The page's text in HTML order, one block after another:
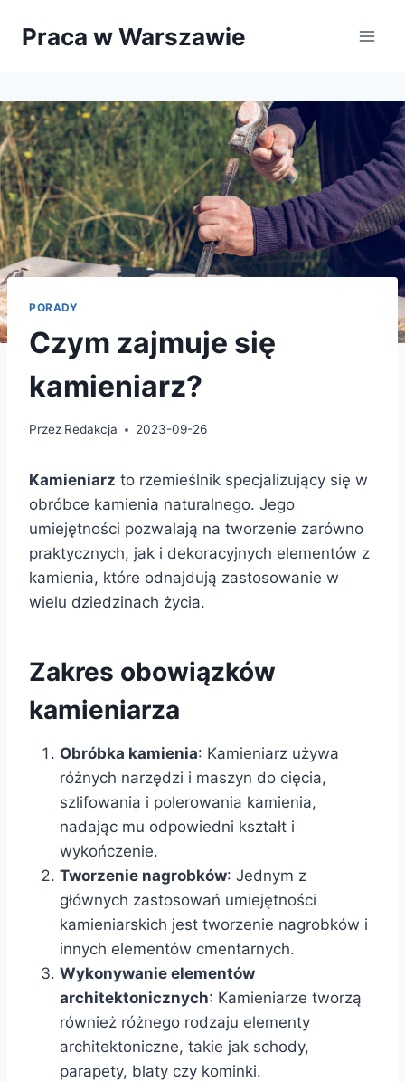
Praca w Warszawie
PORADY
Czym zajmuje się
kamieniarz?
Przez Redakcja 2023-09-26
Kamieniarz to rzemieślnik specjalizujący się w
obróbce kamienia naturalnego. Jego
umiejętności pozwalają na tworzenie zarówno
praktycznych, jak i dekoracyjnych elementów z
kamienia, które odnajdują zastosowanie w
wielu dziedzinach życia.
Zakres obowiązków
kamieniarza
Obróbka kamienia: Kamieniarz używa
różnych narzędzi i maszyn do cięcia,
szlifowania i polerowania kamienia,
nadając mu odpowiedni kształt i
wykończenie.
Tworzenie nagrobków: Jednym z
głównych zastosowań umiejętności
kamieniarskich jest tworzenie nagrobków i
innych elementów cmentarnych.
Wykonywanie elementów
architektonicznych: Kamieniarze tworzą
również różnego rodzaju elementy
architektoniczne, takie jak schody,
parapety, blaty czy kominki.